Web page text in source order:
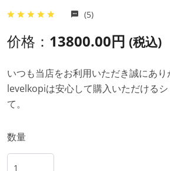
(5)
价格： 13800.00円 (税込)
いつも当店をお利用いただき誠にあり
levelkopiは安心して購入いただける
て。
数量